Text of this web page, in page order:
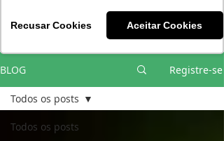
Recusar Cookies Aceitar Cookies
Vivências e Cursos Iniciáticos
BLOG Registre-se
Todos os posts
Todos os posts